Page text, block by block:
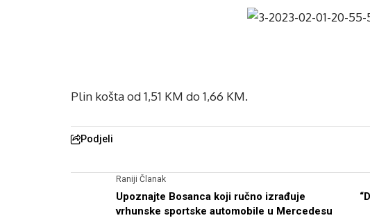
Plin košta od 1,51 KM do 1,66 KM.
Podjeli
Raniji Članak
Upoznajte Bosanca koji ručno izrađuje
vrhunske sportske automobile u Mercedesu